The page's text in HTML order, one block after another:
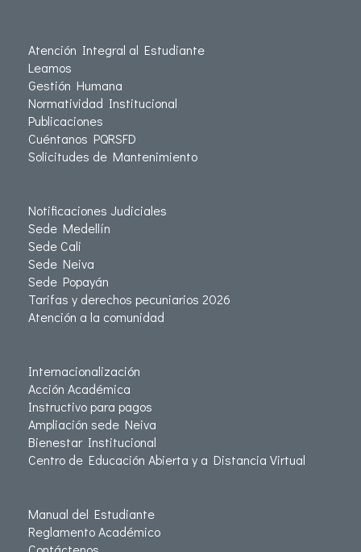
Atención Integral al Estudiante
Leamos
Gestión Humana
Normatividad Institucional
Publicaciones
Cuéntanos PQRSFD
Solicitudes de Mantenimiento
Notificaciones Judiciales
Sede Medellín
Sede Cali
Sede Neiva
Sede Popayán
Tarifas y derechos pecuniarios 2026
Atención a la comunidad
Internacionalización
Acción Académica
Instructivo para pagos
Ampliación sede Neiva
Bienestar Institucional
Centro de Educación Abierta y a Distancia Virtual
Manual del Estudiante
Reglamento Académico